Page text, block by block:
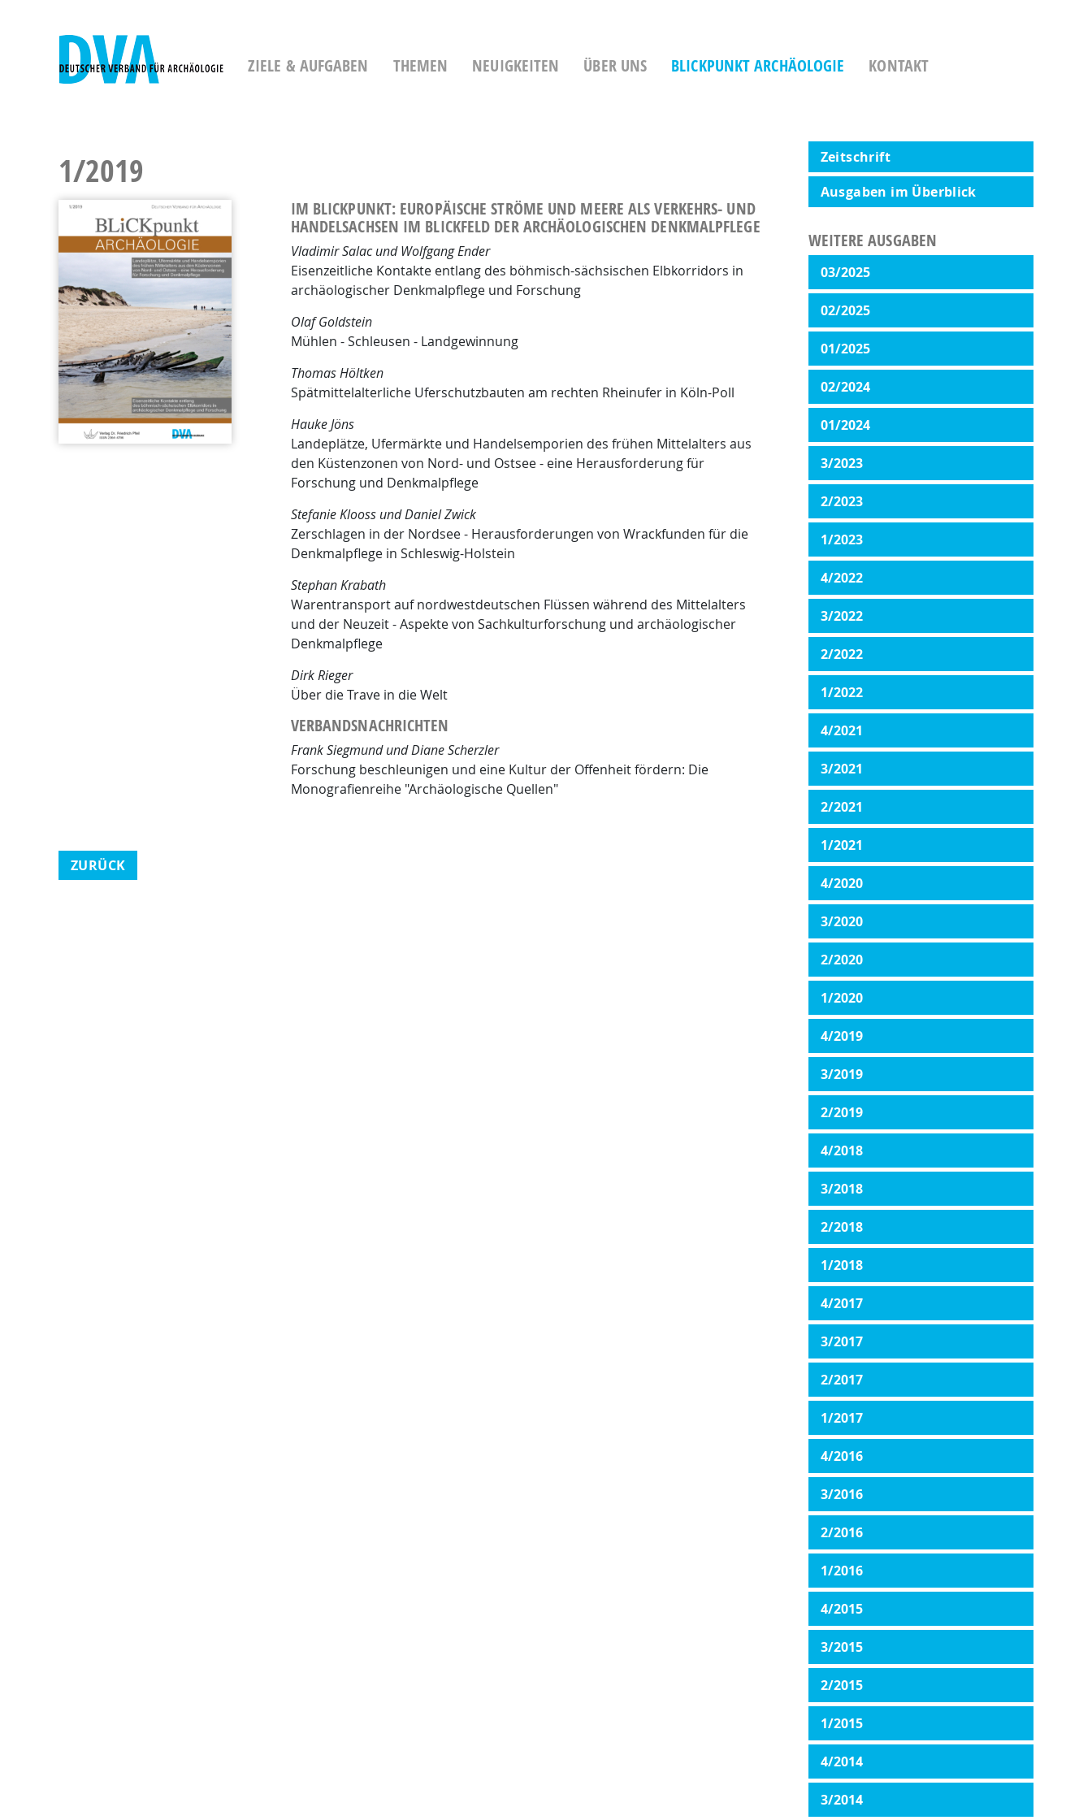
DVA - Deutscher Verband für Archäologie
ZIELE & AUFGABEN THEMEN NEUIGKEITEN ÜBER UNS BLICKPUNKT ARCHÄOLOGIE KONTAKT
1/2019
IM BLICKPUNKT: EUROPÄISCHE STRÖME UND MEERE ALS VERKEHRS- UND
HANDELSACHSEN IM BLICKFELD DER ARCHÄOLOGISCHEN DENKMALPFLEGE
Vladimir Salac und Wolfgang Ender
Eisenzeitliche Kontakte entlang des böhmisch-sächsischen Elbkorridors in
archäologischer Denkmalpflege und Forschung
Olaf Goldstein
Mühlen - Schleusen - Landgewinnung
Thomas Höltken
Spätmittelalterliche Uferschutzbauten am rechten Rheinufer in Köln-Poll
Hauke Jöns
Landeplätze, Ufermärkte und Handelsemporien des frühen Mittelalters aus
den Küstenzonen von Nord- und Ostsee - eine Herausforderung für
Forschung und Denkmalpflege
Stefanie Klooss und Daniel Zwick
Zerschlagen in der Nordsee - Herausforderungen von Wrackfunden für die
Denkmalpflege in Schleswig-Holstein
Stephan Krabath
Warentransport auf nordwestdeutschen Flüssen während des Mittelalters
und der Neuzeit - Aspekte von Sachkulturforschung und archäologischer
Denkmalpflege
Dirk Rieger
Über die Trave in die Welt
VERBANDSNACHRICHTEN
Frank Siegmund und Diane Scherzler
Forschung beschleunigen und eine Kultur der Offenheit fördern: Die
Monografienreihe "Archäologische Quellen"
ZURÜCK
Zeitschrift
Ausgaben im Überblick
WEITERE AUSGABEN
03/2025
02/2025
01/2025
02/2024
01/2024
3/2023
2/2023
1/2023
4/2022
3/2022
2/2022
1/2022
4/2021
3/2021
2/2021
1/2021
4/2020
3/2020
2/2020
1/2020
4/2019
3/2019
2/2019
4/2018
3/2018
2/2018
1/2018
4/2017
3/2017
2/2017
1/2017
4/2016
3/2016
2/2016
1/2016
4/2015
3/2015
2/2015
1/2015
4/2014
3/2014